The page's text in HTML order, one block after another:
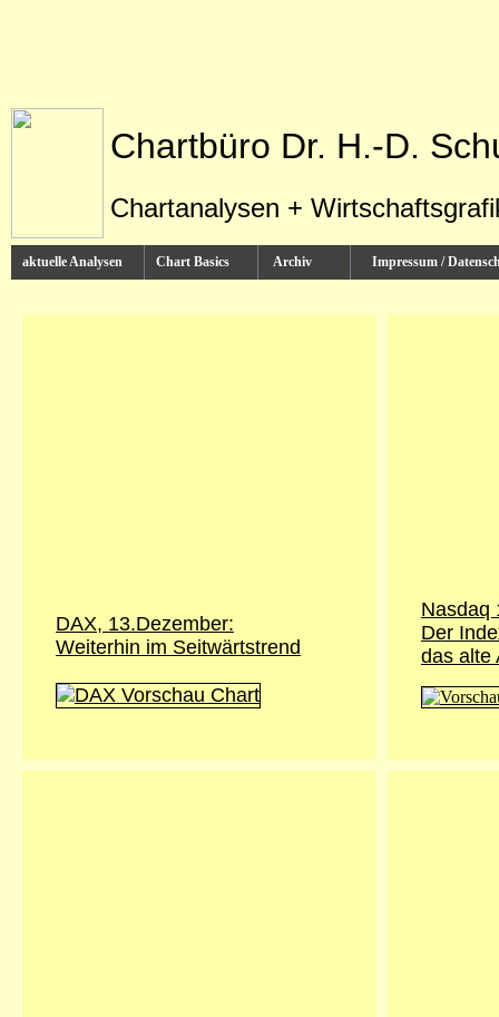
Chartbüro Dr. H.-D.
Chartanalysen +
aktuelle Analysen Chart Basics Archiv Impressum /
DAX, 13.Dezember:
Weiterhin im Seitwärtstrend
Nasdaq
Der
das alte